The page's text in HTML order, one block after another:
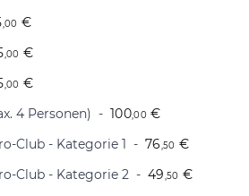
,00 €
,00 €
,00 €
4 Personen)
100,00 €
Club - Kategorie 1
76,50 €
Club - Kategorie 2
49,50 €